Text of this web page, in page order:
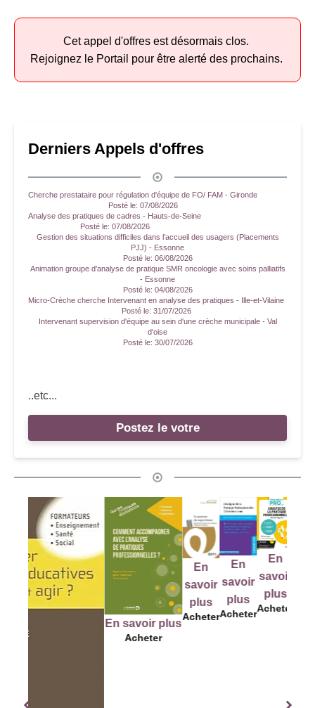
Cet appel d'offres est désormais clos.
Rejoignez le Portail pour être alerté des prochains.
Derniers Appels d'offres
Cherche prestataire pour régulation d'équipe de FO/ FAM - Gironde
Posté le: 07/08/2026
Analyse des pratiques de cadres - Hauts-de-Seine
Posté le: 07/08/2026
Gestion des situations difficiles dans l’accueil des usagers (Placements
PJJ) - Essonne
Posté le: 06/08/2026
Animation groupe d'analyse de pratique SMR oncologie avec soins palliatifs
- Essonne
Posté le: 04/08/2026
Micro-Crèche cherche Intervenant en analyse des pratiques - Ille-et-Vilaine
Posté le: 31/07/2026
Intervenant supervision d'équipe au sein d'une crèche municipale - Val
d'oise
Posté le: 30/07/2026
..etc...
Postez le votre
En savoir plus
En
savoir
plus
Acheter
En
savoir
plus
Acheter
En
savoir
plus
Acheter
En
savoir
plus
Acheter